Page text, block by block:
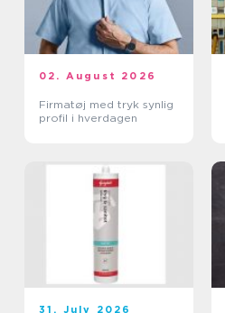
02. August 2026
Firmatøj med tryk synlig
profil i hverdagen
31. July 2026